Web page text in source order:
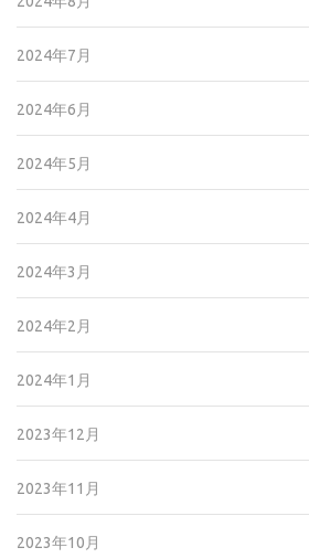
2024年7月
2024年6月
2024年5月
2024年4月
2024年3月
2024年2月
2024年1月
2023年12月
2023年11月
2023年10月